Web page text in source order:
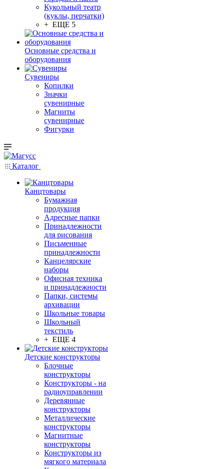
Кукольный театр
(куклы, перчатки)
+ ЕЩЕ 5
Основные средства и
оборудования
Сувениры
Копилки
Значки
сувенирные
Магниты
сувенирные
Фигурки
Каталог
Канцтовары
Бумажная
продукция
Адресные папки
Принадлежности
для рисования
Письменные
принадлежности
Канцелярские
наборы
Офисная техника
и принадлежности
Папки, системы
архивации
Школьные товары
Школьный
текстиль
+ ЕЩЕ 4
Детские конструкторы
Блочные
конструкторы
Конструкторы - на
радиоуправлении
Деревянные
конструкторы
Металлические
конструкторы
Магнитные
конструкторы
Конструкторы из
мягкого материала